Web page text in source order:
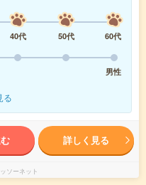
40代 50代
60代
男性
る
詳しく見る
ソーネット